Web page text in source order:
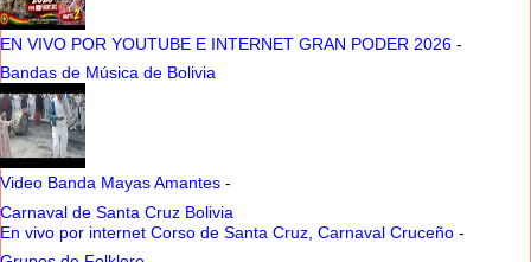
EN VIVO POR YOUTUBE E INTERNET GRAN PODER 2026 -
Bandas de Música de Bolivia
Video Banda Mayas Amantes -
Carnaval de Santa Cruz Bolivia
En vivo por internet Corso de Santa Cruz, Carnaval Cruceño -